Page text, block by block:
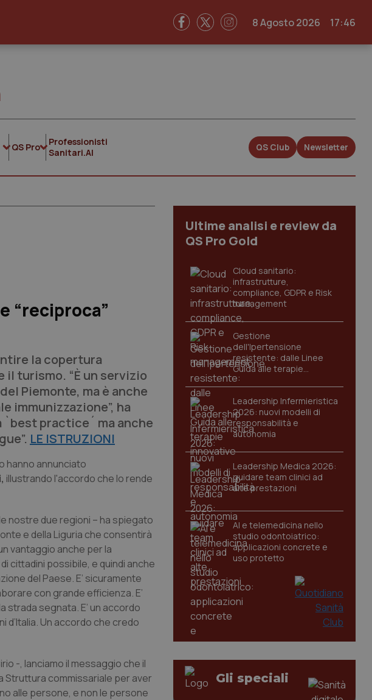
8 Agosto 2026 17:46
QS Pro
Professionisti
Sanitari.AI
QS Club Newsletter
“reciproca”
la copertura
il turismo. “È un servizio
Piemonte, ma è anche
immunizzazione”, ha
practice´ ma anche
LE ISTRUZIONI
hanno annunciato
illustrando l'accordo che lo rende
nostre due regioni – ha spiegato
e della Liguria che consentirà
vantaggio anche per la
cittadini possibile, e quindi anche
del Paese. E’ sicuramente
con grande efficienza. E’
strada segnata. E’ un accordo
Un accordo che credo
-, lanciamo il messaggio che il
Struttura commissariale per aver
alle persone, e non le persone
Ultime analisi e review da
QS Pro Gold
Cloud sanitario:
infrastrutture,
compliance, GDPR e Risk
management
Gestione
dell'Ipertensione
resistente: dalle Linee
Guida alle terapie
innovative
Leadership Infermieristica
2026: nuovi modelli di
responsabilità e
autonomia
Leadership Medica 2026:
guidare team clinici ad
alte prestazioni
AI e telemedicina nello
studio odontoiatrico:
applicazioni concrete e
uso protetto
Gli speciali